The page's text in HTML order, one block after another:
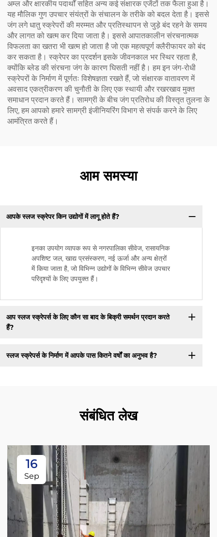
अम्ल और क्षारकीय पदार्थों सहित अन्य कई संक्षारक एजेंटों तक फैला हुआ है।
यह मौलिक गुण उपचार संयंत्रों के संचालन के तरीके को बदल देता है। इससे
जंग लगे धातु स्क्रेपरों की मरम्मत और प्रतिस्थापन से जुड़े बंद रहने के समय
और लागत को खत्म कर दिया जाता है। इससे आपातकालीन संरचनात्मक
विफलता का खतरा भी खत्म हो जाता है जो एक महत्वपूर्ण क्लैरीफायर को बंद
कर सकता है। स्क्रेपर का प्रदर्शन इसके जीवनकाल भर स्थिर रहता है,
क्योंकि ब्लेड की संरचना जंग के कारण घिसती नहीं है। हम इन जंग-रोधी
स्क्रेपरों के निर्माण में पूर्णतः विशेषज्ञता रखते हैं, जो संक्षारक वातावरण में
अवसाद एकत्रीकरण की चुनौती के लिए एक स्थायी और रखरखाव मुक्त
समाधान प्रदान करते हैं। सामग्री के बीच जंग प्रतिरोध की विस्तृत तुलना के
लिए, हम आपको हमारे सामग्री इंजीनियरिंग विभाग से संपर्क करने के लिए
आमंत्रित करते हैं।
आम समस्या
आपके स्लज स्क्रेपर किन उद्योगों में लागू होते हैं?
इनका उपयोग व्यापक रूप से नगरपालिका सीवेज, रासायनिक
अपशिष्ट जल, खाद्य प्रसंस्करण, नई ऊर्जा और अन्य क्षेत्रों
में किया जाता है, जो विभिन्न उद्योगों के विभिन्न सीवेज उपचार
परिदृश्यों के लिए उपयुक्त हैं।
आप स्लज स्क्रेपर्स के लिए कौन सा बाद के बिक्री समर्थन प्रदान करते
हैं?
स्लज स्क्रेपर्स के निर्माण में आपके पास कितने वर्षों का अनुभव है?
संबंधित लेख
16
Sep